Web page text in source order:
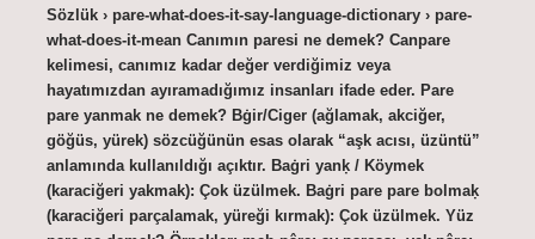
Sözlük › pare-what-does-it-say-language-dictionary › pare-
what-does-it-mean Canımın paresi ne demek? Canpare
kelimesi, canımız kadar değer verdiğimiz veya
hayatımızdan ayıramadığımız insanları ifade eder. Pare
pare yanmak ne demek? Bġir/Ciger (ağlamak, akciğer,
göğüs, yürek) sözcüğünün esas olarak “aşk acısı, üzüntü”
anlamında kullanıldığı açıktır. Baġri yanḳ / Köymek
(karaciğeri yakmak): Çok üzülmek. Baġri pare pare bolmaḳ
(karaciğeri parçalamak, yüreği kırmak): Çok üzülmek. Yüz